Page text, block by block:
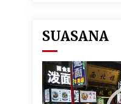
SUASANA
Video
Player